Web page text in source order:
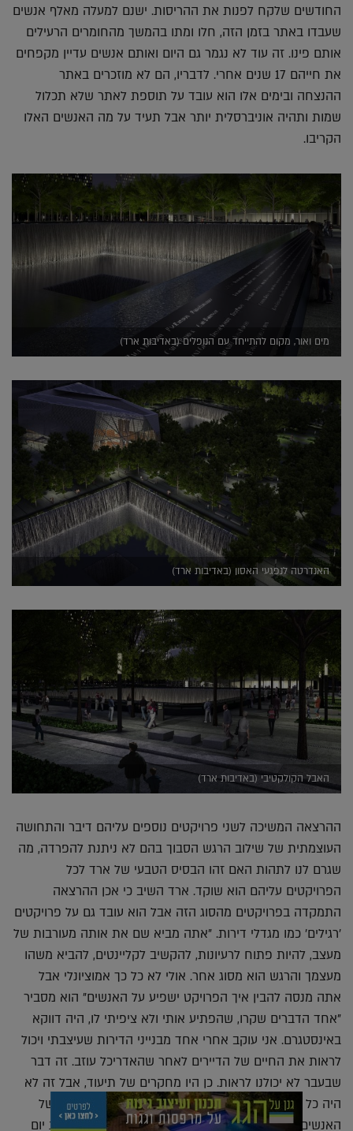
החודשים שלקח לפנות את ההריסות. ישנם למעלה מאלף אנשים
שעבדו באתר בזמן הזה, חלו ומתו בהמשך מהחומרים הרעילים
אותם פינו. זה עוד לא נגמר גם היום ואותם אנשים עדיין מקפחים
את חייהם 17 שנים אחרי. לדבריו, הם לא מוזכרים באתר
ההנצחה ובימים אלו הוא עובד על תוספת לאתר שלא תכלול
שמות ותהיה אוניברסלית יותר אבל תעיד על מה האנשים האלו
הקריבו.
מים ואור, מקום להתייחד עם הנופלים (באדיבות ארד)
האנדרטה לנפגעי האסון (באדיבות ארד)
האבל הקולקטיבי (באדיבות ארד)
ההרצאה המשיכה לשני פרויקטים נוספים עליהם דיבר והתחושה
העוצמתית של שילוב הרגש הסבוך בהם לא ניתנת להפרדה, מה
שגרם לנו לתהות האם זהו הבסיס הטבעי של ארד לכל
הפרויקטים עליהם הוא שוקד. ארד השיב כי אכן ההרצאה
התמקדה בפרויקטים מהסוג הזה אבל הוא עובד גם על פרויקטים
'רגילים' כמו מגדלי דירות. "אתה מביא שם את אותה מעורבות של
מעצב, להיות פתוח לרעיונות, להקשיב לקליינטים, להביא משהו
מעצמך והרגש הוא מסוג אחר. אולי לא כל כך אמוציונלי אבל
אתה מנסה להבין איך הפרויקט ישפיע על האנשים" הוא מסביר
"אחד הדברים שקרו, שהפתיע אותי ולא ציפיתי לו, היה דווקא
באינסטגרם. אני עוקב אחרי אחד מבנייני הדירות שעיצבתי ויכול
לראות את החיים של הדיירים לאחר שהאדריכל עוזב. זה דבר
שבעבר לא יכולנו לראות. כן היו מחקרים של תיעוד, אבל זה לא
היה כל כך אישי. פתאום עכשיו, אתה רואה את התמונות של
האנשים עם הכלב שלהם על הספה או מצטלמים במסיבת יום